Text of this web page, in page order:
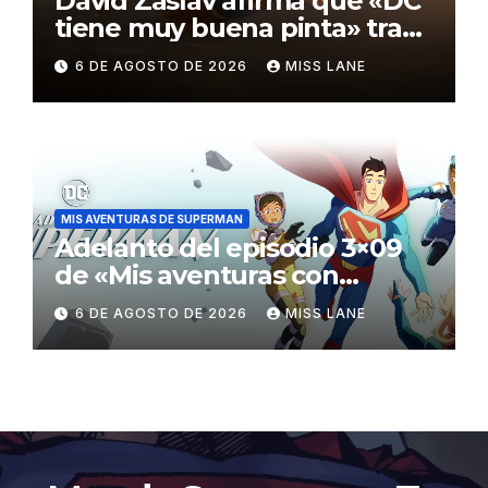
tiene muy buena pinta» tras
el fracaso de «Supergirl»
6 DE AGOSTO DE 2026 MISS LANE
MIS AVENTURAS DE SUPERMAN
Adelanto del episodio 3×09
de «Mis aventuras con
Superman»
6 DE AGOSTO DE 2026 MISS LANE